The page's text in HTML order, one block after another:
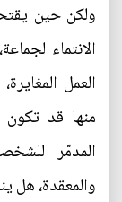
ولكن حين
الانتماء
العمل
منها قد
المدمّر
والمعقدة،